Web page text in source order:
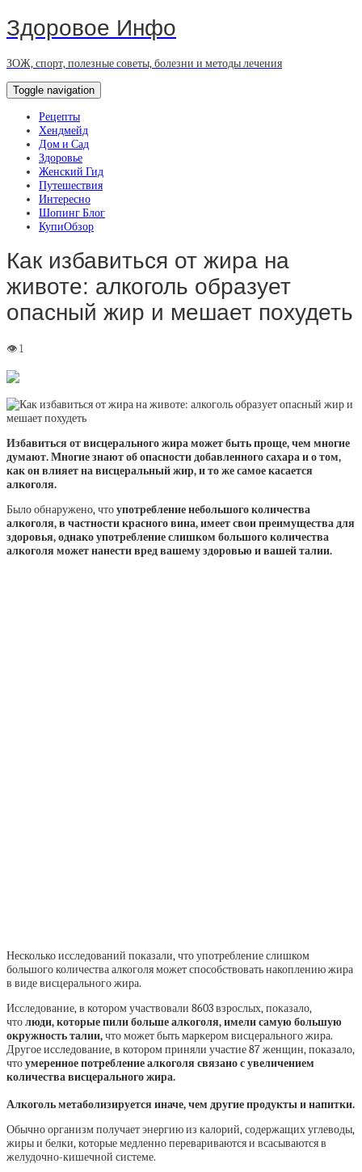
Здоровое Инфо
ЗОЖ, спорт, полезные советы, болезни и методы лечения
Toggle navigation
Рецепты
Хендмейд
Дом и Сад
Здоровье
Женский Гид
Путешествия
Интересно
Шопинг Блог
КупиОбзор
Как избавиться от жира на
животе: алкоголь образует
опасный жир и мешает похудеть
Избавиться от висцерального жира может быть проще, чем многие
думают. Многие знают об опасности добавленного сахара и о том,
как он влияет на висцеральный жир, и то же самое касается
алкоголя.
Было обнаружено, чтоупотребление небольшого количества
алкоголя, в частности красного вина, имеет свои преимущества для
здоровья, однако употребление слишком большого количества
алкоголя может нанести вред вашему здоровью и вашей талии.
Несколько исследований показали, что употребление слишком
большого количества алкоголя может способствовать накоплению жира
в виде висцерального жира.
Исследование, в котором участвовали 8603 взрослых, показало,
чтолюди, которые пили больше алкоголя, имели самую большую
окружность талии,что может быть маркером висцерального жира.
Другое исследование, в котором приняли участие 87 женщин, показало,
чтоумеренное потребление алкоголя связано с увеличением
количества висцерального жира.
Алкоголь метаболизируется иначе, чем другие продукты и напитки.
Обычно организм получает энергию из калорий, содержащих углеводы,
жиры и белки, которые медленно перевариваются и всасываются в
желудочно-кишечной системе.